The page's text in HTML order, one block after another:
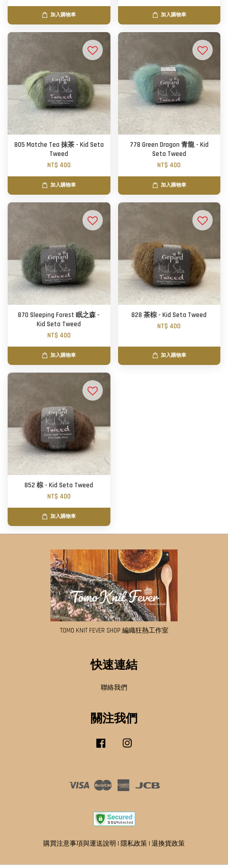
加入購物車 加入購物車
805 Matche Tea 抹茶 - Kid Seta
Tweed
NT$ 400
加入購物車
778 Green Dragon 青龍 - Kid
Seta Tweed
NT$ 400
加入購物車
870 Sleeping Forest 眠之森 -
Kid Seta Tweed
NT$ 400
加入購物車
828 茶棕 - Kid Seta Tweed
NT$ 400
加入購物車
852 棕 - Kid Seta Tweed
NT$ 400
加入購物車
TOMO KNIT FEVER SHOP 編織狂熱工作室
快速連結
聯絡我們
關注我們
Facebook
Visa Master
American
購買注意事項與運送說明 | 隱私政策 | 退換貨政策